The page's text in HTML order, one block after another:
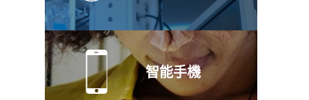
智能手機